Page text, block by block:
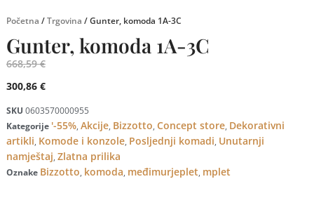
Početna /Trgovina / Gunter, komoda 1A-3C
Gunter, komoda 1A-3C
668,59€
300,86 €
SKU 0603570000955
Kategorije '-55%, Akcije, Bizzotto, Concept store, Dekorativni
artikli, Komode i konzole, Posljednji komadi, Unutarnji
namještaj, Zlatna prilika
Oznake Bizzotto, komoda, međimurjeplet, mplet